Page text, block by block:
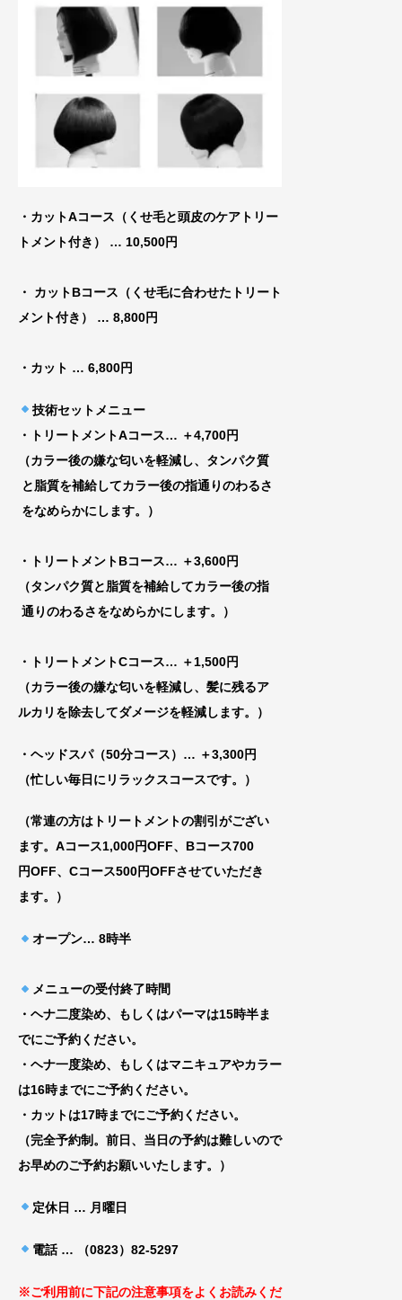
・カットAコース（くせ毛と頭皮のケアトリー
トメント付き） … 10,500円
・ カットBコース（くせ毛に合わせたトリート
メント付き）
… 8,800円
・カット … 6,800円
技術セットメニュー
・トリートメントAコース… ＋4,700円
（カラー後の嫌な匂いを軽減し、タンパク質
と脂質を補給してカラー後の指通りのわるさ
をなめらかにします。）
・トリートメントBコース… ＋3,600円
（タンパク質と脂質を補給してカラー後の指
通りのわるさをなめらかにします。）
・トリートメントCコース… ＋1,500円
（カラー後の嫌な匂いを軽減し、髪に残るア
ルカリを除去してダメージを軽減します。）
・ヘッドスパ（50分コース）… ＋3,300円
（忙しい毎日にリラックスコースです。）
（常連の方はトリートメントの割引がござい
ます。Aコース1,000円OFF、Bコース700
円OFF、Cコース500円OFFさせていただき
ます。）
オープン… 8時半
メニューの受付終了時間
・ヘナ二度染め、もしくはパーマは15時半ま
でにご予約ください。
・ヘナ一度染め、もしくはマニキュアやカラー
は16時までにご予約ください。
・カットは17時までにご予約ください。
（完全予約制。前日、当日の予約は難しいので
お早めのご予約お願いいたします。）
定休日 … 月曜日
電話 … （0823）82-5297
※ご利用前に下記の注意事項をよくお読みくだ